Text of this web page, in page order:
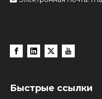
Быстрые ссылки